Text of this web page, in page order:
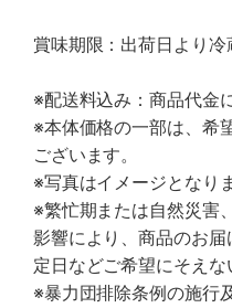
賞味期限：出荷日より
※配送料込み：商品代金
※本体価格の一部は、希
ございます。
※写真はイメージとなりま
※繁忙期または自然災害
影響により、商品のお
定日などご希望にそえな
※暴力団排除条例の施行